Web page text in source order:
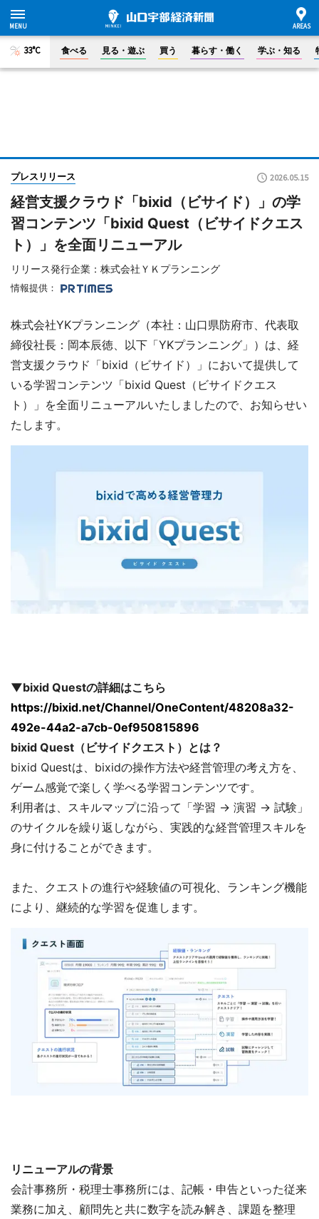
33°C 食べる 見る・遊ぶ 買う 暮らす・働く 学ぶ・知る
プレスリリース 2026.05.15
経営支援クラウド「bixid（ビサイド）」の学
習コンテンツ「bixid Quest（ビサイドクエス
ト）」を全面リニューアル
リリース発行企業：株式会社ＹＫプランニング
情報提供：
株式会社YKプランニング（本社：山口県防府市、代表取
締役社長：岡本辰徳、以下「YKプランニング」）は、経
営支援クラウド「bixid（ビサイド）」において提供して
いる学習コンテンツ「bixid Quest（ビサイドクエス
ト）」を全面リニューアルいたしましたので、お知らせい
たします。
▼bixid Questの詳細はこちら
https://bixid.net/Channel/OneContent/48208a32-
492e-44a2-a7cb-0ef950815896
bixid Quest（ビサイドクエスト）とは？
bixid Questは、bixidの操作方法や経営管理の考え方を、
ゲーム感覚で楽しく学べる学習コンテンツです。
利用者は、スキルマップに沿って「学習 → 演習 → 試験」
のサイクルを繰り返しながら、実践的な経営管理スキルを
身に付けることができます。
また、クエストの進行や経験値の可視化、ランキング機能
により、継続的な学習を促進します。
リニューアルの背景
会計事務所・税理士事務所には、記帳・申告といった従来
業務に加え、顧問先と共に数字を読み解き、課題を整理